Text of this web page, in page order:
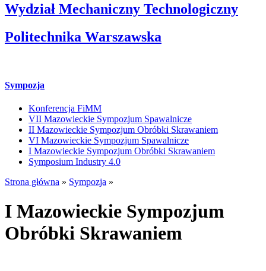
Wydział Mechaniczny Technologiczny
Politechnika Warszawska
Sympozja
Konferencja FiMM
VII Mazowieckie Sympozjum Spawalnicze
II Mazowieckie Sympozjum Obróbki Skrawaniem
VI Mazowieckie Sympozjum Spawalnicze
I Mazowieckie Sympozjum Obróbki Skrawaniem
Symposium Industry 4.0
Strona główna » Sympozja »
I Mazowieckie Sympozjum
Obróbki Skrawaniem